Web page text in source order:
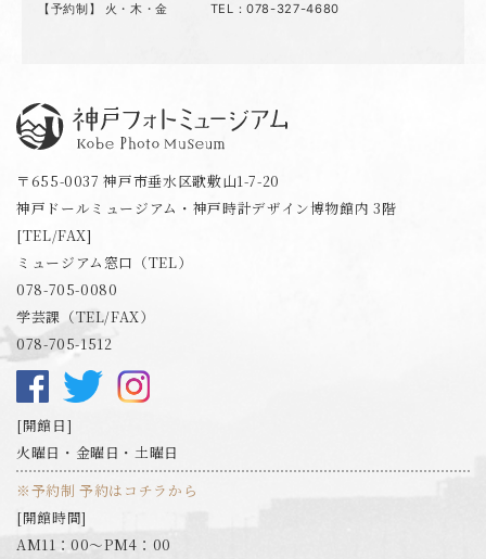
【予約制】 火・木・金 TEL：078-327-4680
〒655-0037 神戸市垂水区歌敷山1-7-20
神戸ドールミュージアム・神戸時計デザイン博物館内 3階
[TEL/FAX]
ミュージアム窓口（TEL）
078-705-0080
学芸課（TEL/FAX）
078-705-1512
開館日
火曜日・金曜日・土曜日
※予約制 予約はコチラから
開館時間
AM11：00～PM4：00